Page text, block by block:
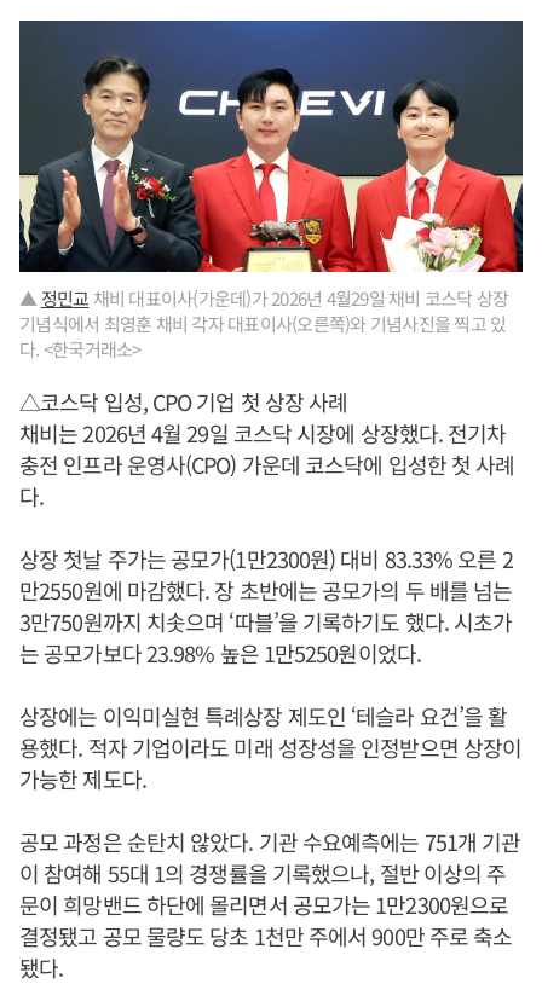
▲ 정민교 채비 대표이사(가운데)가 2026년 4월29일 채비 코스닥 상장
기념식에서 최영훈 채비 각자 대표이사(오른쪽)와 기념사진을 찍고 있
다. <한국거래소>
△코스닥 입성, CPO 기업 첫 상장 사례
채비는 2026년 4월 29일 코스닥 시장에 상장했다. 전기차
충전 인프라 운영사(CPO) 가운데 코스닥에 입성한 첫 사례
다.
상장 첫날 주가는 공모가(1만2300원) 대비 83.33% 오른 2
만2550원에 마감했다. 장 초반에는 공모가의 두 배를 넘는
3만750원까지 치솟으며 ‘따블’을 기록하기도 했다. 시초가
는 공모가보다 23.98% 높은 1만5250원이었다.
상장에는 이익미실현 특례상장 제도인 ‘테슬라 요건’을 활
용했다. 적자 기업이라도 미래 성장성을 인정받으면 상장이
가능한 제도다.
공모 과정은 순탄치 않았다. 기관 수요예측에는 751개 기관
이 참여해 55대 1의 경쟁률을 기록했으나, 절반 이상의 주
문이 희망밴드 하단에 몰리면서 공모가는 1만2300원으로
결정됐고 공모 물량도 당초 1천만 주에서 900만 주로 축소
됐다.